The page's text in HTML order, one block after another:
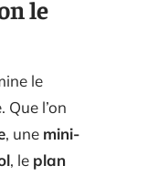
le
le
l’on
, une mini-
, le plan